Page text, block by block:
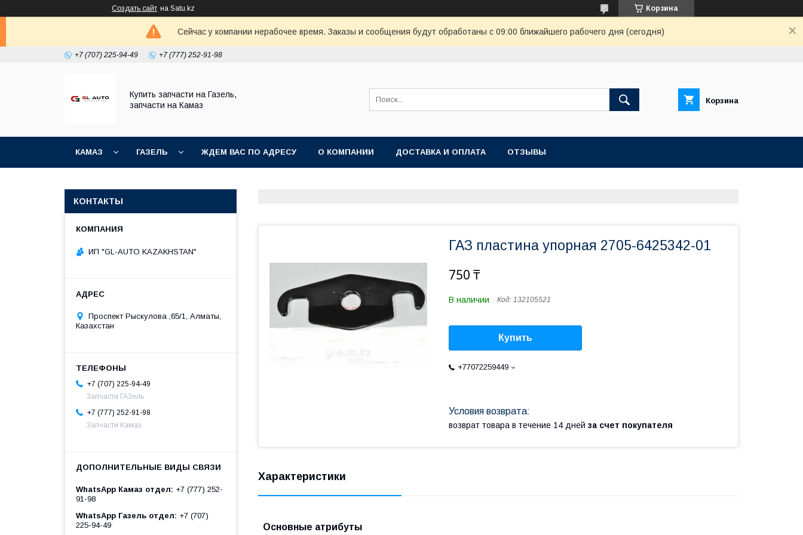
Создать сайт на Satu.kz Корзина
Сейчас у компании нерабочее время. Заказы и сообщения будут обработаны с 09:00 ближайшего рабочего дня (сегодня)
+7 (707) 225-94-49 +7 (777) 252-91-98
Купить запчасти на Газель,
запчасти на Камаз
Корзина
КАМАЗ ГАЗЕЛЬ ЖДЕМ ВАС ПО АДРЕСУ О КОМПАНИИ ДОСТАВКА И ОПЛАТА ОТЗЫВЫ
ГАЗ пластина упорная 2705-6425342-01
750 ₸
В наличии Код: 132105521
Купить
+77072259449
возврат товара в течение 14 дней за счет покупателя
Характеристики
Основные атрибуты
КОНТАКТЫ
ИП "GL-AUTO KAZAKHSTAN"
Проспект Рыскулова ,65/1, Алматы,
Казахстан
+7 (707) 225-94-49
Запчасти ГАЗель
+7 (777) 252-91-98
Запчасти Камаз
WhatsApp Камаз отдел
+7 (777) 252-
91-98
WhatsApp Газель отдел
+7 (707)
225-94-49